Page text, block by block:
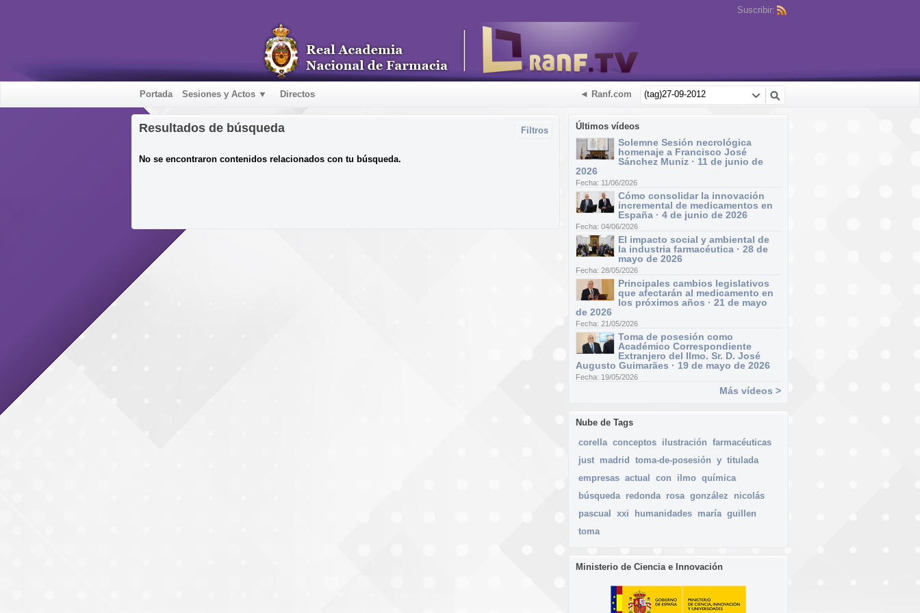
Suscribir:
Portada Sesiones y Actos ▼ Directos ◄ Ranf.com
Últimos vídeos
Solemne Sesión necrológica
homenaje a Francisco José
Sánchez Muniz · 11 de junio de
2026
Fecha: 11/06/2026
Cómo consolidar la innovación
incremental de medicamentos en
España · 4 de junio de 2026
Fecha: 04/06/2026
El impacto social y ambiental de
la industria farmacéutica · 28 de
mayo de 2026
Fecha: 28/05/2026
Principales cambios legislativos
que afectarán al medicamento en
los próximos años · 21 de mayo
de 2026
Fecha: 21/05/2026
Toma de posesión como
Académico Correspondiente
Extranjero del Ilmo. Sr. D. José
Augusto Guimarães · 19 de mayo de 2026
Fecha: 19/05/2026
Más vídeos >
Nube de Tags
corella conceptos ilustración farmacéuticas
just madrid toma-de-posesión y titulada
empresas actual con ilmo química
búsqueda redonda rosa gonzález
nicolás
pascual
xxi humanidades maría guillen
toma
Ministerio de Ciencia e Innovación
Filtros
Resultados de búsqueda
No se encontraron contenidos relacionados con tu búsqueda.